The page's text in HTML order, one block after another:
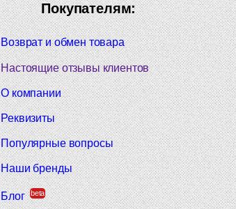
Покупателям:
Возврат и обмен товара
Настоящие отзывы клиентов
О компании
Реквизиты
Популярные вопросы
Наши бренды
Блог beta